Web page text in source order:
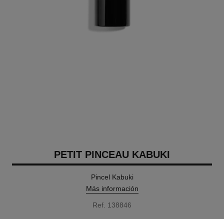
PETIT PINCEAU KABUKI
Pincel Kabuki
Más información
Ref. 138846